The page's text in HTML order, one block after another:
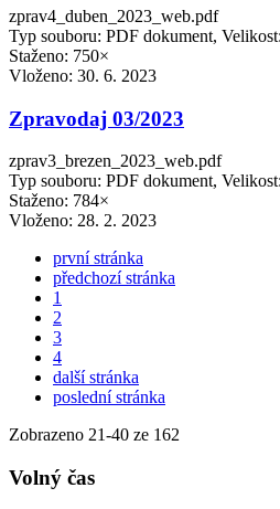
zprav4_duben_2023_web.pdf
Typ souboru: PDF dokument,
Staženo: 750×
Vloženo: 30. 6. 2023
Zpravodaj 03/2023
zprav3_brezen_2023_web.pdf
Typ souboru: PDF dokument,
Staženo: 784×
Vloženo: 28. 2. 2023
první stránka
předchozí stránka
1
2
3
4
další stránka
poslední stránka
Zobrazeno 21-40 ze 162
Volný čas